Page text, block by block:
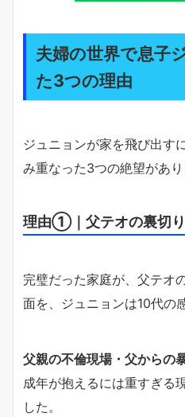
夫婦の世界で息子
た3つの理由
ジュニョンが家を飛び出す
み重なった3つの絶望があり
理由①｜父テオの裏切
完璧だった家庭が、父テオ
面を、ジュニョンは10代の
父親の不倫現場・父からの
成年が抱えるには重すぎる
した。